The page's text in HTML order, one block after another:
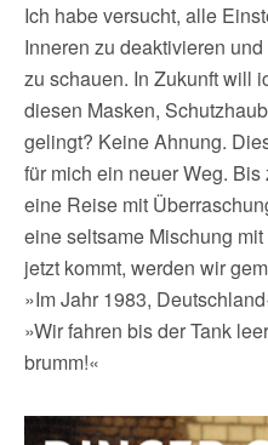
Ich habe versucht, alle
Inneren zu deaktivieren
zu schauen. In Zukunft will
diesen Masken,
gelingt? Keine Ahnung.
für mich ein neuer Weg.
eine Reise mit
eine seltsame Mischung
jetzt kommt, werden wir
»Im Jahr 1983,
»Wir fahren bis der Tank
brumm!«